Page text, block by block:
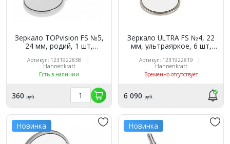
Зеркало TOPvision FS №5,
24 мм, родий, 1 шт,
Артикул: 1231922838 |
Hahnenkratt
Есть в наличии
360 руб.
Зеркало ULTRA FS №4, 22
мм, ультраяркое, 6 шт,
Артикул: 1231922819 |
Hahnenkratt
Временно отсутствует
6 090 руб.
Новинка Новинка